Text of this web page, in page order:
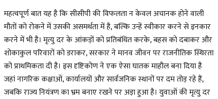
महत्वपूर्ण बात यह है कि सीसीपी की विफलता न केवल अचानक होने वाली
मौतों को रोकने में उसकी असमर्थता में है, बल्कि उन्हें स्वीकार करने से इनकार
करने में भी है। मृत्यु दर के आंकड़ों को प्रतिबंधित करके, बहस को दबाकर और
शोकाकुल परिवारों को डराकर, सरकार ने मानव जीवन पर राजनीतिक स्थिरता
को प्राथमिकता दी है। इस दृष्टिकोण ने एक ऐसा घातक माहौल बना दिया है
जहां नागरिक कक्षाओं, कार्यालयों और सार्वजनिक स्थानों पर दम तोड़ रहे हैं,
जबकि राज्य नियंत्रण का भ्रम बनाए रखने पर अड़ा हुआ है। युवाओं की मृत्यु दर